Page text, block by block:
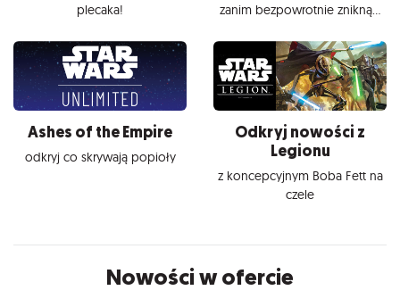
plecaka!
zanim bezpowrotnie znikną...
Ashes of the Empire
odkryj co skrywają popioły
Odkryj nowości z
Legionu
z koncepcyjnym Boba Fett na
czele
Nowości w ofercie